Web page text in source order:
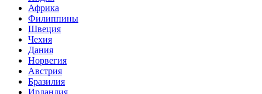
Африка
Филиппины
Швеция
Чехия
Дания
Норвегия
Австрия
Бразилия